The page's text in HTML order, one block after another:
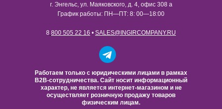
Работаем только с юридическими лицами в рамках
B2B-сотрудничества. Сайт носит информационный
характер, не является интернет-магазином и не
осуществляет розничную продажу товаров
физическим лицам.
г. Энгельс, ул. Маяковского, д. 4, офис 308 а
График работы: ПН—ПТ: 8: 00—18:00
8 800 505 22 16 • SALES@INGIRCOMPANY.RU